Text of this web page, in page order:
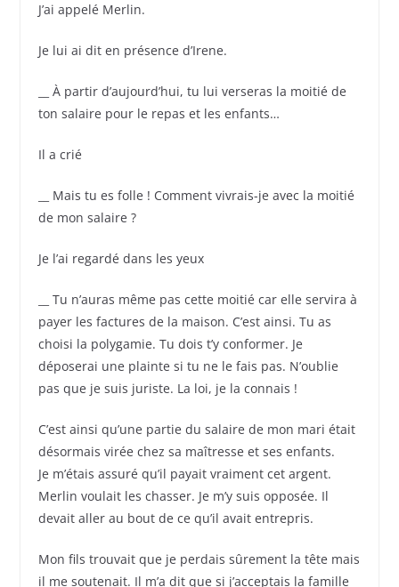
J’ai appelé Merlin.
Je lui ai dit en présence d’Irene.
__ À partir d’aujourd’hui, tu lui verseras la moitié de
ton salaire pour le repas et les enfants…
Il a crié
__ Mais tu es folle ! Comment vivrais-je avec la moitié
de mon salaire ?
Je l’ai regardé dans les yeux
__ Tu n’auras même pas cette moitié car elle servira à
payer les factures de la maison. C’est ainsi. Tu as
choisi la polygamie. Tu dois t’y conformer. Je
déposerai une plainte si tu ne le fais pas. N’oublie
pas que je suis juriste. La loi, je la connais !
C’est ainsi qu’une partie du salaire de mon mari était
désormais virée chez sa maîtresse et ses enfants.
Je m’étais assuré qu’il payait vraiment cet argent.
Merlin voulait les chasser. Je m’y suis opposée. Il
devait aller au bout de ce qu’il avait entrepris.
Mon fils trouvait que je perdais sûrement la tête mais
il me soutenait. Il m’a dit que si j’acceptais la famille